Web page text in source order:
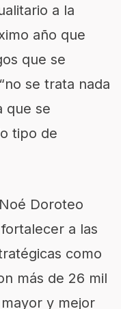
a la
año que
que se
se trata nada
que se
tipo de
Doroteo
a las
como
más de 26 mil
y mejor